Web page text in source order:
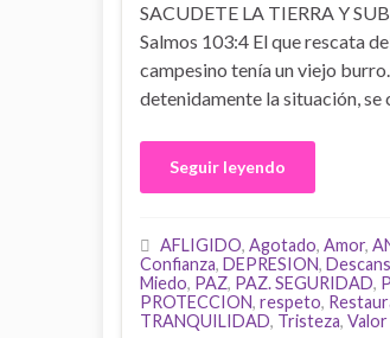
SACUDETE LA TIERRA Y
Salmos 103:4 El que rescata
campesino tenía un viejo
detenidamente la situación,
Seguir leyendo
AFLIGIDO, Agotado, Amor,
Confianza, DEPRESION,
Miedo, PAZ, PAZ. SEGURIDAD,
PROTECCION, respeto,
TRANQUILIDAD, Tristeza, Valor